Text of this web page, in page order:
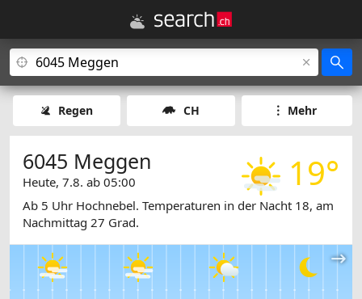
Regen CH Mehr
19°
6045 Meggen
Heute, 7.8. ab 05:00
Ab 5 Uhr Hochnebel. Temperaturen in der Nacht 18, am
Nachmittag 27 Grad.